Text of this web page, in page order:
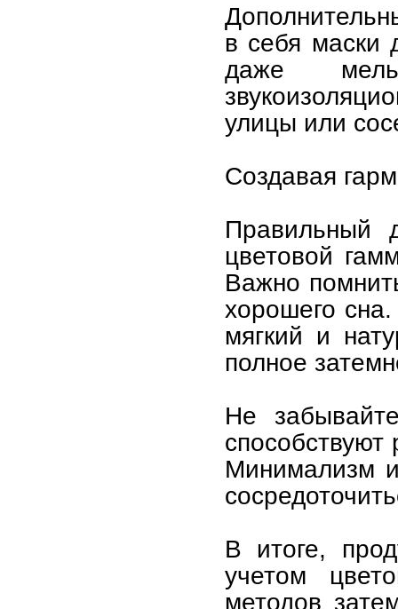
в себя маски
даже
улицы или
Создавая
Правильный
цветовой
Важно
хорошего
мягкий и
полное
Не
Минимализм
В итоге,
учетом
методов